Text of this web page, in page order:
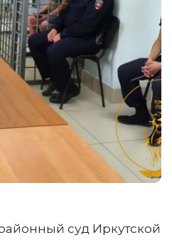
суд Иркутской